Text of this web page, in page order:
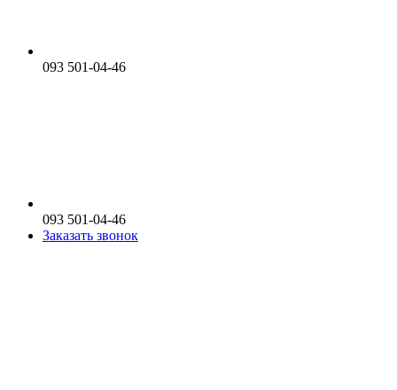
093 501-04-46
093 501-04-46
Заказать звонок